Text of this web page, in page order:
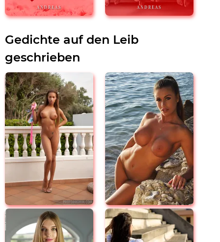
ANDREAS ANDREAS
Gedichte auf den Leib
geschrieben